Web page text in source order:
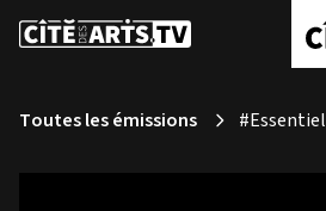
Toutes les émissions #Essentiel